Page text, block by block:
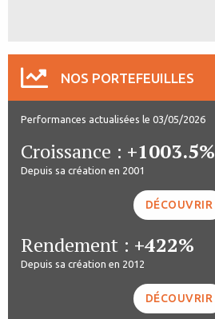
NOS PORTEFEUILLES
Performances actualisées le 03/05/2026
Croissance : +1003.5%
Depuis sa création en 2001
DÉCOUVRIR
Rendement : +422%
Depuis sa création en 2012
DÉCOUVRIR